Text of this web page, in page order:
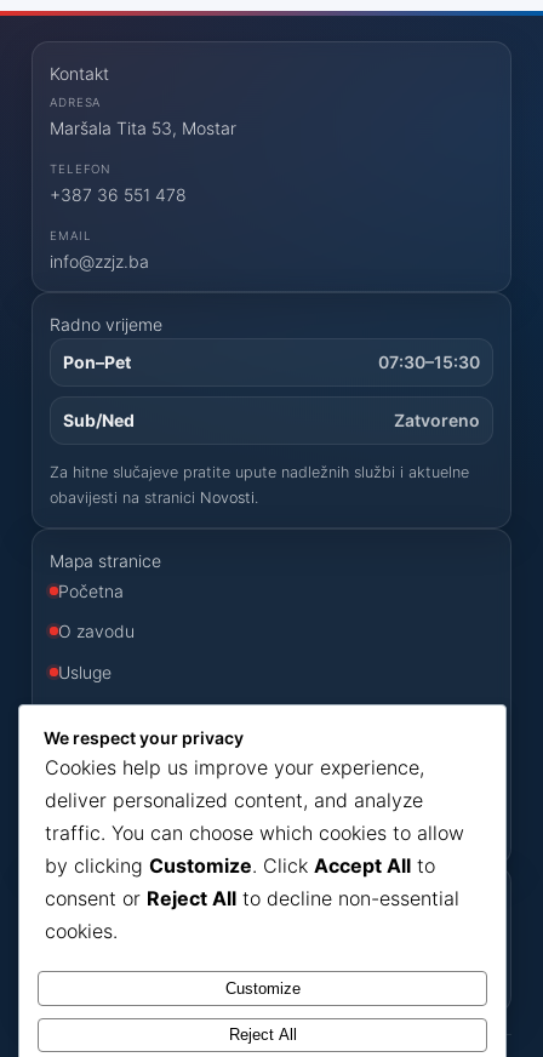
Kontakt
ADRESA
Maršala Tita 53, Mostar
TELEFON
+387 36 551 478
EMAIL
info@zzjz.ba
Radno vrijeme
Pon–Pet
07:30–15:30
Sub/Ned Zatvoreno
Za hitne slučajeve pratite upute nadležnih službi i aktuelne
obavijesti na stranici Novosti
Mapa stranice
Početna
O zavodu
Usluge
Odluke
Konkursi
Novosti
Kontakt
Korisni dokumenti
Dokumenti
Ako nešto ne možete pronaći, javite se putem
We respect your privacy
Cookies help us improve your experience,
deliver personalized content, and analyze
traffic. You can choose which cookies to allow
by clicking Customize. Click Accept All to
consent or Reject All to decline non-essential
cookies.
Customize
Reject All